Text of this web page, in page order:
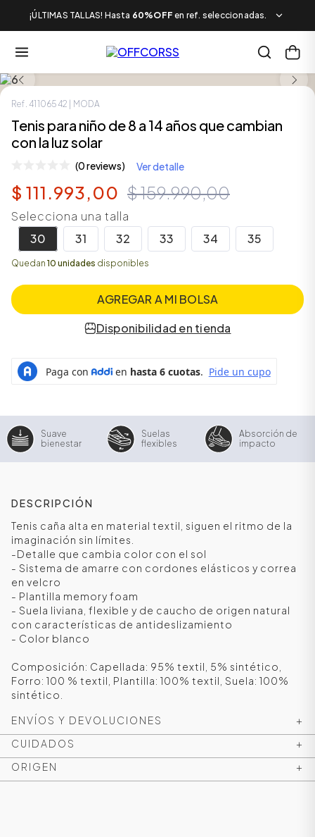
¡ÚLTIMAS TALLAS! Hasta 60%OFF en ref. seleccionadas.
Ref.41106542 | MODA
Tenis para niño de 8 a 14 años que cambian
con la luz solar
(0 reviews) Ver detalle
$ 111 .993,00 $159.990,00
Selecciona una talla
30
31 32 33 34 35
Quedan 10 unidades disponibles
AGREGAR A MI BOLSA
Disponibilidad en tienda
Suave
bienestar
Suelas
flexibles
Absorción de
impacto
DESCRIPCIÓN
Tenis caña alta en material textil, siguen el ritmo de la
imaginación sin límites.
-Detalle que cambia color con el sol
- Sistema de amarre con cordones elásticos y correa
en velcro
- Plantilla memory foam
- Suela liviana, flexible y de caucho de origen natural
con características de antideslizamiento
- Color blanco
Composición: Capellada: 95% textil, 5% sintético,
Forro: 100 % textil, Plantilla: 100% textil, Suela: 100%
sintético.
ENVÍOS Y DEVOLUCIONES
+
CUIDADOS
+
ORIGEN
+